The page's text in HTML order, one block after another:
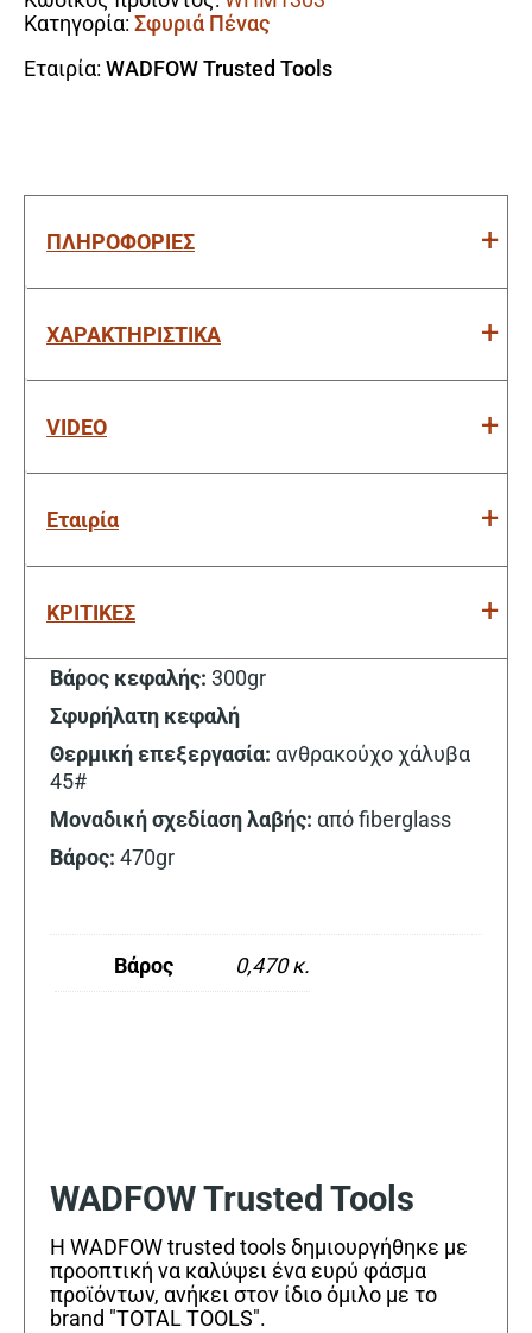
ποσότητα
Κατηγορία: Σφυριά Πένας
Εταιρία: WADFOW Trusted Tools
ΠΛΗΡΟΦΟΡΙΕΣ
ΧΑΡΑΚΤΗΡΙΣΤΙΚΑ
VIDEO
Εταιρία
ΚΡΙΤΙΚΕΣ
Βάρος κεφαλής: 300gr
Σφυρήλατη κεφαλή
Θερμική επεξεργασία: ανθρακούχο χάλυβα
45#
Μοναδική σχεδίαση λαβής: από fiberglass
Βάρος: 470gr
Βάρος 0,470 κ.
WADFOW Trusted Tools
Η WADFOW trusted tools δημιουργήθηκε με
προοπτική να καλύψει ένα ευρύ φάσμα
προϊόντων, ανήκει στον ίδιο όμιλο με το
brand "TOTAL TOOLS".